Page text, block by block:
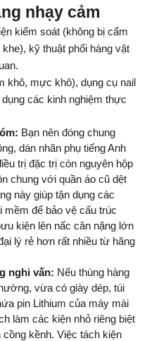
nhạy cảm
kiểm soát (không bị cấm
kỹ thuật phối hàng vật
khô, mực khô), dụng cụ nail
các kinh nghiệm thực
Bạn nên đóng chung
dán nhãn phụ tiếng Anh
trị đặc trị còn nguyên hộp
chung với quần áo cũ dệt
này giúp tận dụng các
mềm để bảo vệ cấu trúc
kiện lên nấc cân nặng lớn
lý rẻ hơn rất nhiều từ hãng
nghi vấn: Nếu thùng hàng
vừa có giày dép, túi
pin Lithium của máy mài
làm các kiện nhỏ riêng biệt
kềnh. Việc tách kiện